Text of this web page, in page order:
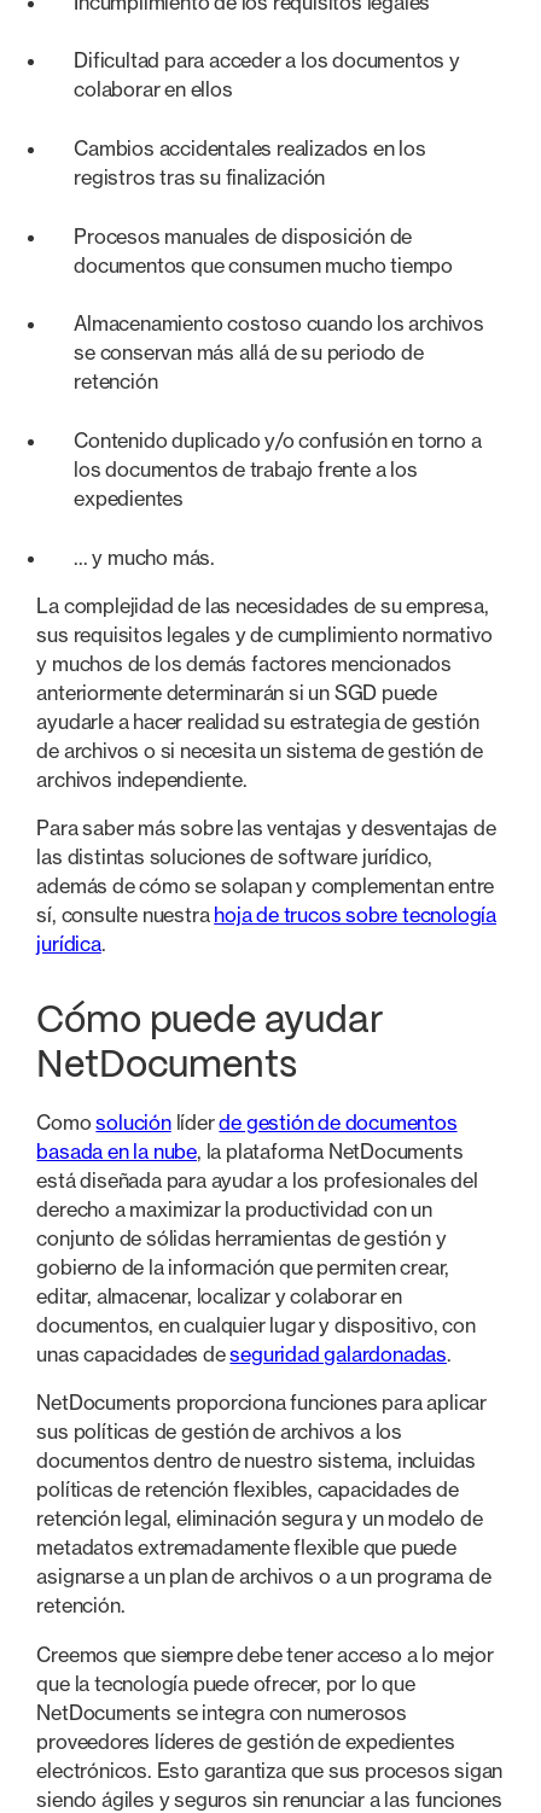
Dificultad para acceder a los documentos y
colaborar en ellos
Cambios accidentales realizados en los
registros tras su finalización
Procesos manuales de disposición de
documentos que consumen mucho tiempo
Almacenamiento costoso cuando los archivos
se conservan más allá de su periodo de
retención
Contenido duplicado y/o confusión en torno a
los documentos de trabajo frente a los
expedientes
... y mucho más.
La complejidad de las necesidades de su empresa,
sus requisitos legales y de cumplimiento normativo
y muchos de los demás factores mencionados
anteriormente determinarán si un SGD puede
ayudarle a hacer realidad su estrategia de gestión
de archivos o si necesita un sistema de gestión de
archivos independiente.
Para saber más sobre las ventajas y desventajas de
las distintas soluciones de software jurídico,
además de cómo se solapan y complementan entre
sí, consulte nuestra hoja de trucos sobre tecnología
jurídica.
Cómo puede ayudar
NetDocuments
Comosoluciónlíderde gestión de documentos
basada en la nube, la plataforma NetDocuments
está diseñada para ayudar a los profesionales del
derecho a maximizar la productividad con un
conjunto de sólidas herramientas de gestión y
gobierno de la información que permiten crear,
editar, almacenar, localizar y colaborar en
documentos, en cualquier lugar y dispositivo, con
unas capacidades deseguridad galardonadas.
NetDocuments proporciona funciones para aplicar
sus políticas de gestión de archivos a los
documentos dentro de nuestro sistema, incluidas
políticas de retención flexibles, capacidades de
retención legal, eliminación segura y un modelo de
metadatos extremadamente flexible que puede
asignarse a un plan de archivos o a un programa de
retención.
Creemos que siempre debe tener acceso a lo mejor
que la tecnología puede ofrecer, por lo que
NetDocuments se integra con numerosos
proveedores líderes de gestión de expedientes
electrónicos. Esto garantiza que sus procesos sigan
siendo ágiles y seguros sin renunciar a las funciones